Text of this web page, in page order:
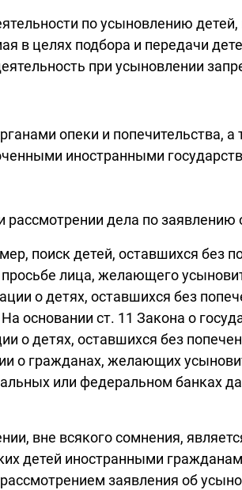
по усыновлению
в целях подбора и передачи
при усыновлении
опеки и попечительства, а
иностранными
рассмотрении дела по
поиск детей, оставшихся без
лица, желающего
о детях, оставшихся без
ст. 11 Закона о
о детях, оставшихся без
о гражданах, желающих
или федеральном банках
вне всякого сомнения,
детей иностранными
заявления об